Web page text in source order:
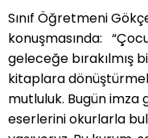
Sınıf Öğretmeni
konuşmasında:
geleceğe bırakılmış
kitaplara
mutluluk. Bugün
eserlerini okurlarla